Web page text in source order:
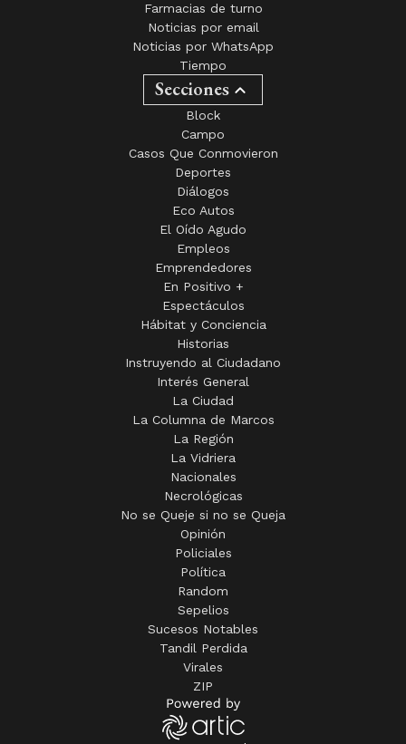
Farmacias de turno
Noticias por email
Noticias por WhatsApp
Tiempo
Secciones
Block
Campo
Casos Que Conmovieron
Deportes
Diálogos
Eco Autos
El Oído Agudo
Empleos
Emprendedores
En Positivo +
Espectáculos
Hábitat y Conciencia
Historias
Instruyendo al Ciudadano
Interés General
La Ciudad
La Columna de Marcos
La Región
La Vidriera
Nacionales
Necrológicas
No se Queje si no se Queja
Opinión
Policiales
Política
Random
Sepelios
Sucesos Notables
Tandil Perdida
Virales
ZIP